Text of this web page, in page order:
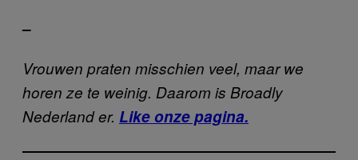
–
Vrouwen praten misschien veel, maar we
horen ze te weinig. Daarom is Broadly
Nederland er. Like onze pagina.